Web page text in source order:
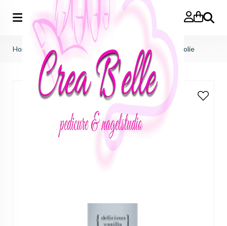
Zoeken
Home just nails (importeur benelux) liquids nagelolie